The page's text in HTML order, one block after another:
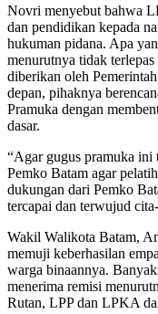
Novri menyebut bahwa
dan pendidikan kepada
hukuman pidana. Apa
menurutnya tidak
diberikan oleh
depan, pihaknya
Pramuka dengan
dasar.
“Agar gugus pramuka ini
Pemko Batam agar
dukungan dari Pemko
tercapai dan terwujud
Wakil Walikota Batam,
memuji keberhasilan
warga binaannya.
menerima remisi
Rutan, LPP dan LPKA